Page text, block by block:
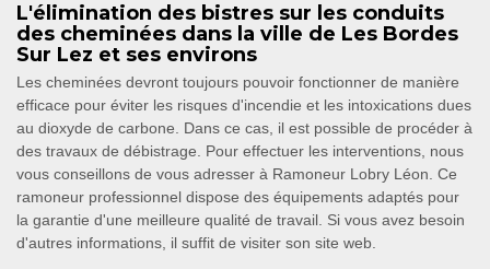
L'élimination des bistres sur les conduits
des cheminées dans la ville de Les Bordes
Sur Lez et ses environs
Les cheminées devront toujours pouvoir fonctionner de manière
efficace pour éviter les risques d'incendie et les intoxications dues
au dioxyde de carbone. Dans ce cas, il est possible de procéder à
des travaux de débistrage. Pour effectuer les interventions, nous
vous conseillons de vous adresser à Ramoneur Lobry Léon. Ce
ramoneur professionnel dispose des équipements adaptés pour
la garantie d'une meilleure qualité de travail. Si vous avez besoin
d'autres informations, il suffit de visiter son site web.